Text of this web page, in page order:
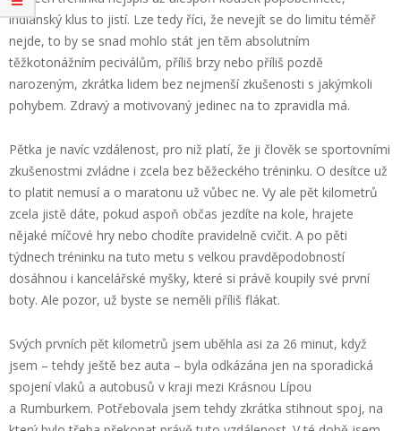
indiánský klus to jistí. Lze tedy říci, že nevejít se do limitu téměř
nejde, to by se snad mohlo stát jen těm absolutním
těžkotonážním peciválům, příliš brzy nebo příliš pozdě
narozeným, zkrátka lidem bez nejmenší zkušenosti s jakýmkoli
pohybem. Zdravý a motivovaný jedinec na to zpravidla má.
Pětka je navíc vzdálenost, pro niž platí, že ji člověk se sportovními
zkušenostmi zvládne i zcela bez běžeckého tréninku. O desítce už
to platit nemusí a o maratonu už vůbec ne. Vy ale pět kilometrů
zcela jistě dáte, pokud aspoň občas jezdíte na kole, hrajete
nějaké míčové hry nebo chodíte pravidelně cvičit. A po pěti
týdnech tréninku na tuto metu s velkou pravděpodobností
dosáhnou i kancelářské myšky, které si právě koupily své první
boty. Ale pozor, už byste se neměli příliš flákat.
Svých prvních pět kilometrů jsem uběhla asi za 26 minut, když
jsem – tehdy ještě bez auta – byla odkázána jen na sporadická
spojení vlaků a autobusů v kraji mezi Krásnou Lípou
a Rumburkem. Potřebovala jsem tehdy zkrátka stihnout spoj, na